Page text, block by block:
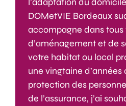
DOMetVIE Bordeaux
accompagne dans tous
d’aménagement et de
votre habitat ou local
une vingtaine d’années
protection des
de l’assurance, j’ai